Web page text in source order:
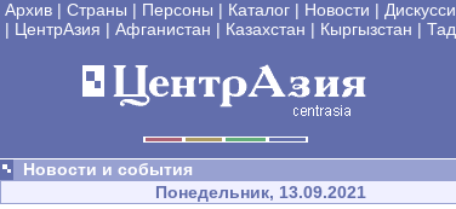
Архив | Страны | Персоны | Каталог | Новости |
| ЦентрАзия | Афганистан | Казахстан | Кыргызстан |
Новости и события
Понедельник, 13.09.2021